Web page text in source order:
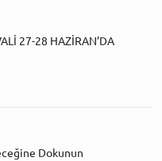
27-28 HAZİRAN’DA
Dokunun